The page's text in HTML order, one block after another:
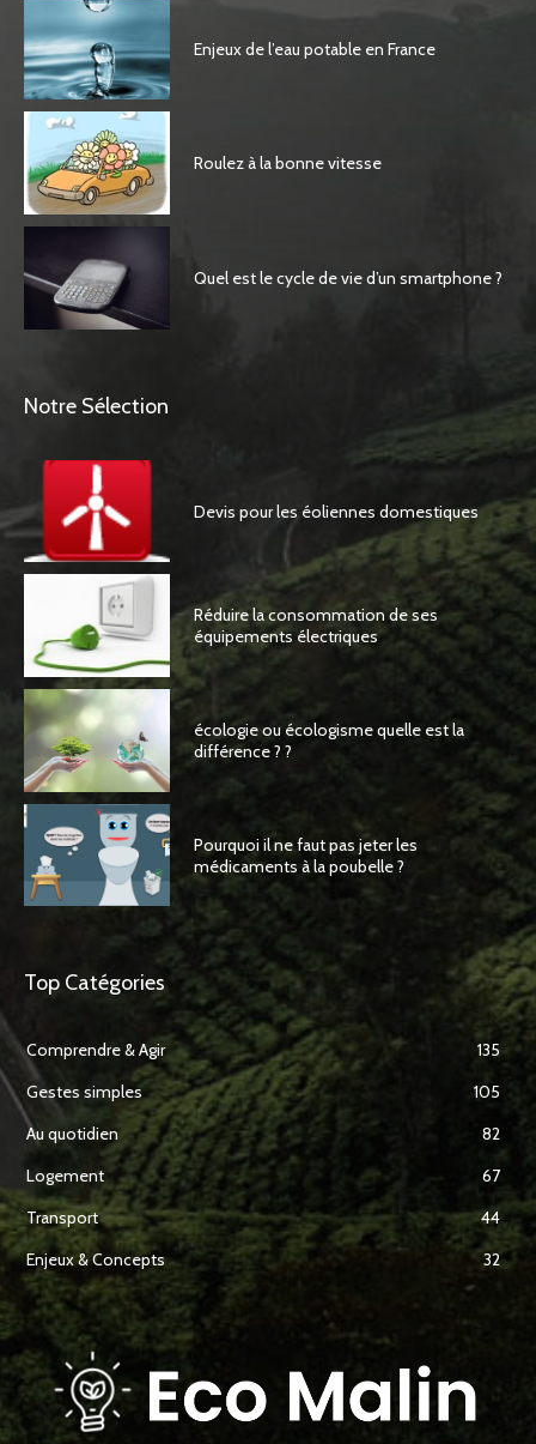
Enjeux de l’eau potable en France
Roulez à la bonne vitesse
Quel est le cycle de vie d’un smartphone ?
Notre Sélection
Devis pour les éoliennes domestiques
Réduire la consommation de ses
équipements électriques
écologie ou écologisme quelle est la
différence ? ?
Pourquoi il ne faut pas jeter les
médicaments à la poubelle ?
Top Catégories
Comprendre & Agir
135
Gestes simples
105
Au quotidien
82
Logement
67
Transport
44
Enjeux & Concepts
32